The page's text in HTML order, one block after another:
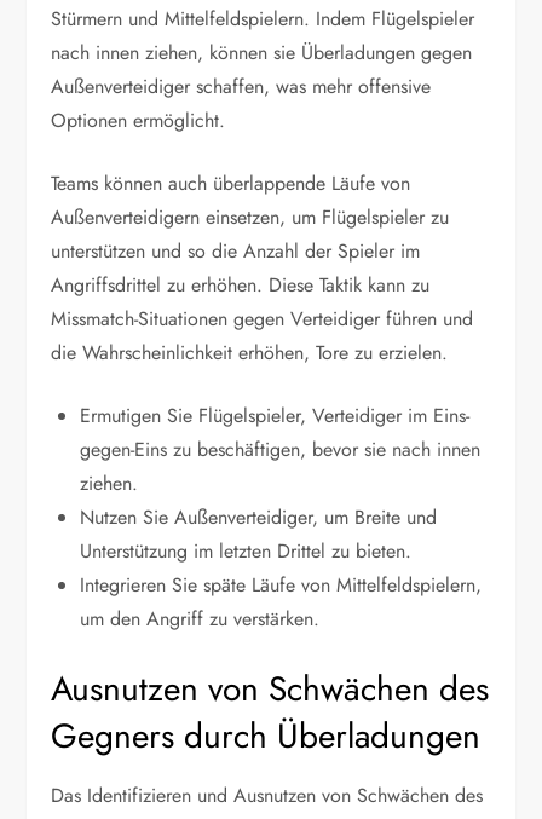
Stürmern und Mittelfeldspielern. Indem Flügelspieler
nach innen ziehen, können sie Überladungen gegen
Außenverteidiger schaffen, was mehr offensive
Optionen ermöglicht.
Teams können auch überlappende Läufe von
Außenverteidigern einsetzen, um Flügelspieler zu
unterstützen und so die Anzahl der Spieler im
Angriffsdrittel zu erhöhen. Diese Taktik kann zu
Missmatch-Situationen gegen Verteidiger führen und
die Wahrscheinlichkeit erhöhen, Tore zu erzielen.
Ermutigen Sie Flügelspieler, Verteidiger im Eins-
gegen-Eins zu beschäftigen, bevor sie nach innen
ziehen.
Nutzen Sie Außenverteidiger, um Breite und
Unterstützung im letzten Drittel zu bieten.
Integrieren Sie späte Läufe von Mittelfeldspielern,
um den Angriff zu verstärken.
Ausnutzen von Schwächen des
Gegners durch Überladungen
Das Identifizieren und Ausnutzen von Schwächen des